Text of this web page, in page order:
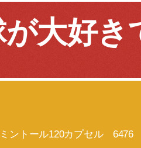
大好き
ントール120カプセル 6476